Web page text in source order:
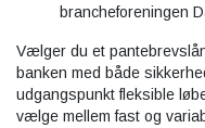
brancheforeningen
Vælger du et
banken med både
udgangspunkt fleksible
vælge mellem fast og